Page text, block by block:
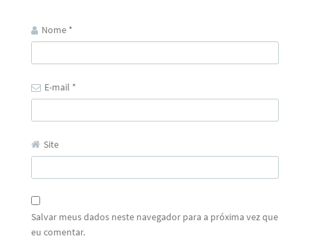
Nome *
E-mail *
Site
Salvar meus dados neste navegador para a próxima vez que
eu comentar.